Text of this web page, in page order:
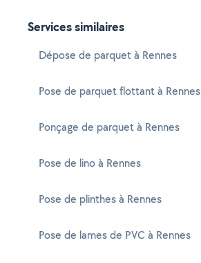
Services similaires
Dépose de parquet à Rennes
Pose de parquet flottant à Rennes
Ponçage de parquet à Rennes
Pose de lino à Rennes
Pose de plinthes à Rennes
Pose de lames de PVC à Rennes